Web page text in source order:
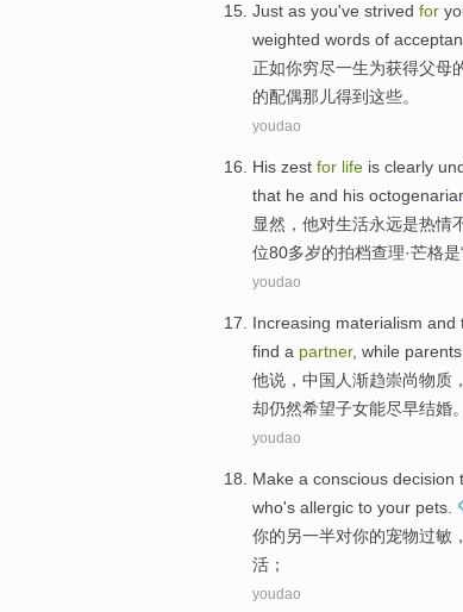
Just as you've strived for
weighted words of
正如你穷尽一生为获得父母
的配偶那儿得到这些。
youdao
His zest for life is clearly
that he and his
显然 ， 他对生活永远是热情
位80多岁的拍档查理·芒格是
youdao
Increasing materialism and
find a partner, while parents
他说， 中国人渐趋崇尚物质 ，
却仍然希望子女能尽早结婚。
youdao
Make a conscious decision
who's allergic to your pets
你的另一半对你的宠物过敏 ，
活 ；
youdao